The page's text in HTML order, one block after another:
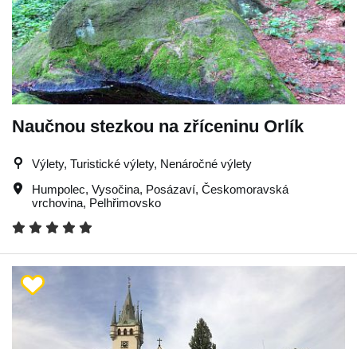
Naučnou stezkou na zříceninu Orlík
Výlety, Turistické výlety, Nenáročné výlety
Humpolec, Vysočina, Posázaví, Českomoravská
vrchovina, Pelhřimovsko